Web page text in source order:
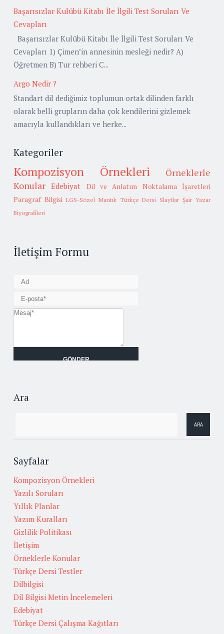
Başarısızlar Kulübü Kitabı İle İlgili Test Soruları Ve
Cevapları
Başarısızlar Kulübü Kitabı İle İlgili Test Soruları Ve
Cevapları 1) Çimen’in annesinin mesleği nedir? A)
Öğretmen B) Tur rehberi C...
Argo Nedir ?
Standart dil dediğimiz toplumun ortak dilinden farklı
olarak belli grupların daha çok kendilerini gizlemek
amacıyla kullandıkları ve herke...
Kategoriler
Kompozisyon Örnekleri
Örneklerle
Konular Edebiyat Dil ve Anlatım
Noktalama İşaretleri
Paragraf Bilgisi LGS-Sözel Mantık Türkçe Dersi Slaytlar Şair Yazar
Biyografileri
İletişim Formu
Ara
Sayfalar
Kompozisyon Örnekleri
Yazılı Soruları
Yıllık Planlar
Yazım Kuralları
Gizlilik Politikası
İletişim
Örneklerle Konular
Türkçe Dersi Testler
Dilbilgisi
Dil Bilgisi Metin İncelemeleri
Edebiyat
Türkçe Dersi Çalışma Kağıtları